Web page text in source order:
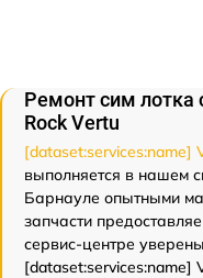
Ремонт сим лотка
Rock Vertu
[dataset:services:name]
выполняется в нашем
Барнауле опытными
запчасти
сервис-центре
[dataset:services:name]